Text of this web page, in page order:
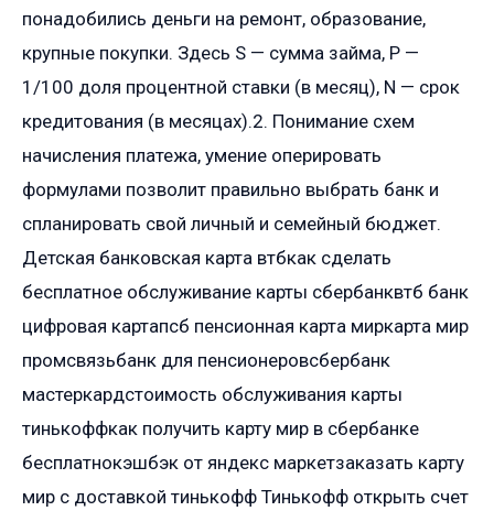
понадобились деньги на ремонт, образование,
крупные покупки. Здесь S — сумма займа, P —
1/100 доля процентной ставки (в месяц), N — срок
кредитования (в месяцах).2. Понимание схем
начисления платежа, умение оперировать
формулами позволит правильно выбрать банк и
спланировать свой личный и семейный бюджет.
Детская банковская карта втбкак сделать
бесплатное обслуживание карты сбербанквтб банк
цифровая картапсб пенсионная карта миркарта мир
промсвязьбанк для пенсионеровсбербанк
мастеркардстоимость обслуживания карты
тинькоффкак получить карту мир в сбербанке
бесплатнокэшбэк от яндекс маркетзаказать карту
мир с доставкой тинькофф Тинькофф открыть счет